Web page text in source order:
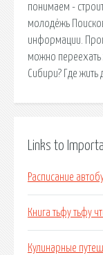
понимаем -
молодёжь
информации.
можно переехать
Сибири? Где жить
Links to
Расписание
Книга тьфу тьфу
Кулинарные